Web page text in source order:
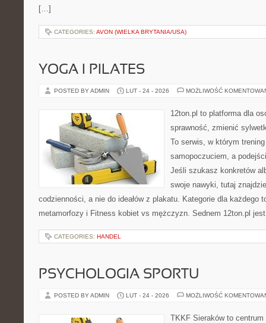
[…]
CATEGORIES: AVON (WIELKA BRYTANIA/USA)
YOGA I PILATES
POSTED BY ADMIN LUT - 24 - 2026 MOŻLIWOŚĆ
12ton.pl to platforma dla
sprawność, zmienić
To serwis, w którym
samopoczuciem, a
Jeśli szukasz konkretów
swoje nawyki, tutaj
codzienności, a nie do ideałów z plakatu. Kategorie dla każdego
metamorfozy i Fitness kobiet vs mężczyzn. Sednem 12ton.pl
CATEGORIES: HANDEL
PSYCHOLOGIA SPORTU
POSTED BY ADMIN LUT - 24 - 2026 MOŻLIWOŚĆ
TKKF Sieraków to